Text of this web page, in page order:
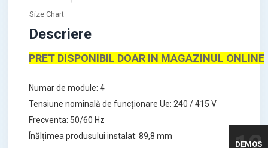
Size Chart
Descriere
PRET DISPONIBIL DOAR IN MAGAZINUL ONLINE
Numar de module: 4
Tensiune nominală de funcționare Ue: 240 / 415 V
Frecventa: 50/60 Hz
Înălțimea produsului instalat: 89,8 mm
DEMOS